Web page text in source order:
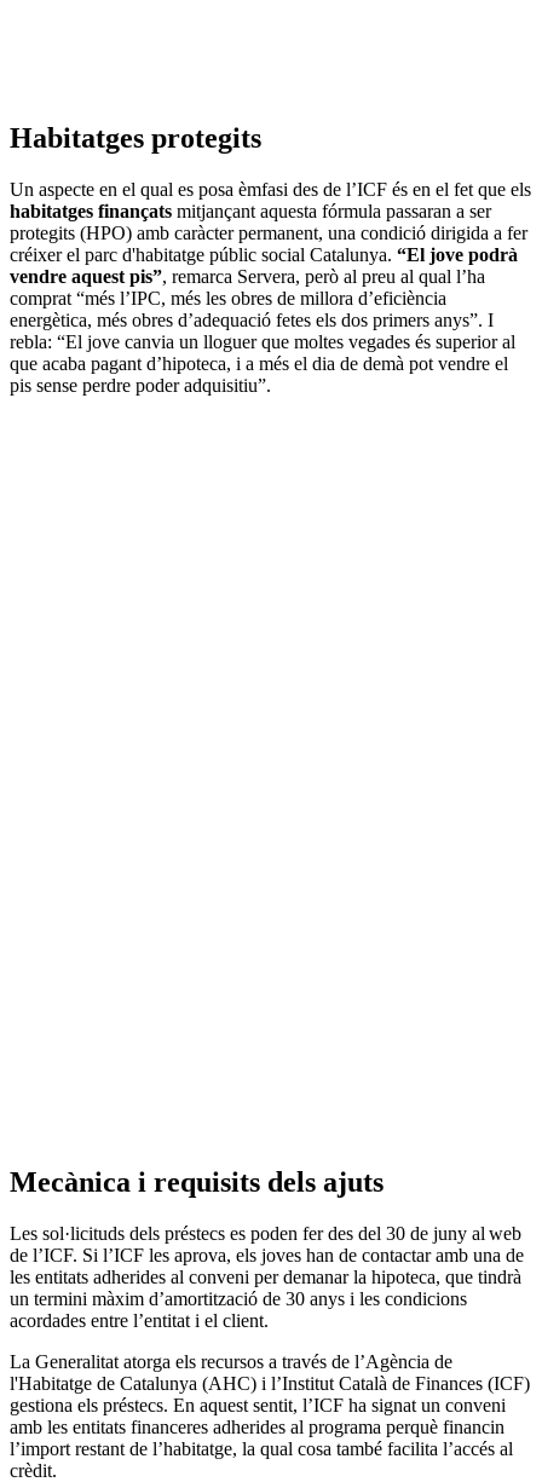
Habitatges protegits
Un aspecte en el qual es posa èmfasi des de l’ICF és en el fet que els
habitatges finançats mitjançant aquesta fórmula passaran a ser
protegits (HPO) amb caràcter permanent, una condició dirigida a fer
créixer el parc d'habitatge públic social Catalunya. “El jove podrà
vendre aquest pis”, remarca Servera, però al preu al qual l’ha
comprat “més l’IPC, més les obres de millora d’eficiència
energètica, més obres d’adequació fetes els dos primers anys”. I
rebla: “El jove canvia un lloguer que moltes vegades és superior al
que acaba pagant d’hipoteca, i a més el dia de demà pot vendre el
pis sense perdre poder adquisitiu”.
Mecànica i requisits dels ajuts
Les sol·licituds dels préstecs es poden fer des del 30 de juny al web
de l’ICF. Si l’ICF les aprova, els joves han de contactar amb una de
les entitats adherides al conveni per demanar la hipoteca, que tindrà
un termini màxim d’amortització de 30 anys i les condicions
acordades entre l’entitat i el client.
La Generalitat atorga els recursos a través de l’Agència de
l'Habitatge de Catalunya (AHC) i l’Institut Català de Finances (ICF)
gestiona els préstecs. En aquest sentit, l’ICF ha signat un conveni
amb les entitats financeres adherides al programa perquè financin
l’import restant de l’habitatge, la qual cosa també facilita l’accés al
crèdit.